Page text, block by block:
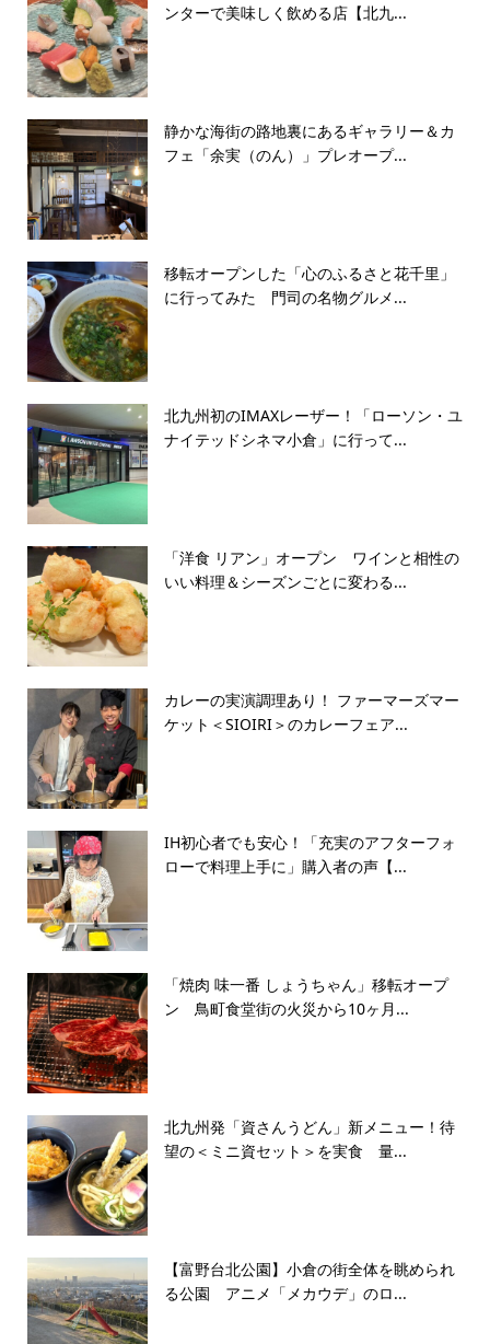
ンターで美味しく飲める店【北九...
静かな海街の路地裏にあるギャラリー＆カ
フェ「余実（のん）」プレオープ...
移転オープンした「心のふるさと花千里」
に行ってみた 門司の名物グルメ...
北九州初のIMAXレーザー！「ローソン・ユ
ナイテッドシネマ小倉」に行って...
「洋食 リアン」オープン ワインと相性の
いい料理＆シーズンごとに変わる...
カレーの実演調理あり！ ファーマーズマー
ケット＜SIOIRI＞のカレーフェア...
IH初心者でも安心！「充実のアフターフォ
ローで料理上手に」購入者の声【...
「焼肉 味一番 しょうちゃん」移転オープ
ン 鳥町食堂街の火災から10ヶ月...
北九州発「資さんうどん」新メニュー！待
望の＜ミニ資セット＞を実食 量...
【富野台北公園】小倉の街全体を眺められ
る公園 アニメ「メカウデ」のロ...